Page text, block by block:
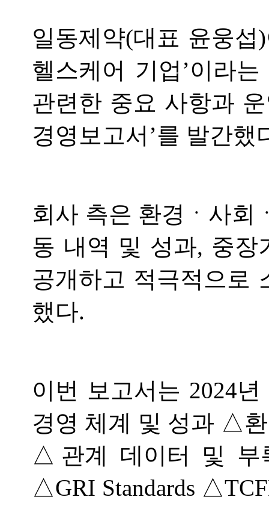
일동제약(대표 윤웅
헬스케어 기업’이라
관련한 중요 사항과
경영보고서’를 발간했
회사 측은 환경ㆍ사회
동 내역 및 성과, 중장
공개하고 적극적으로
했다.
이번 보고서는 2024
경영 체계 및 성과 △
△관계 데이터 및 부
△GRI Standards